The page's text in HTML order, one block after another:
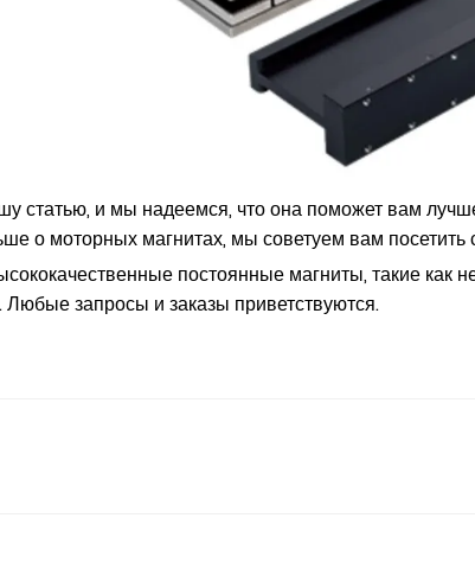
статью, и мы надеемся, что она поможет вам
о моторных магнитах, мы советуем вам
постоянные магниты, такие
Любые запросы и заказы приветствуются.